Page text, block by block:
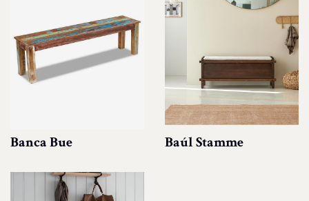
Banca Bue Baúl Stamme